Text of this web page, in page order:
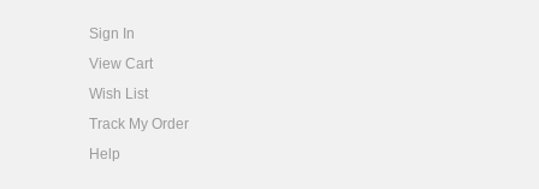
Sign In
View Cart
Wish List
Track My Order
Help